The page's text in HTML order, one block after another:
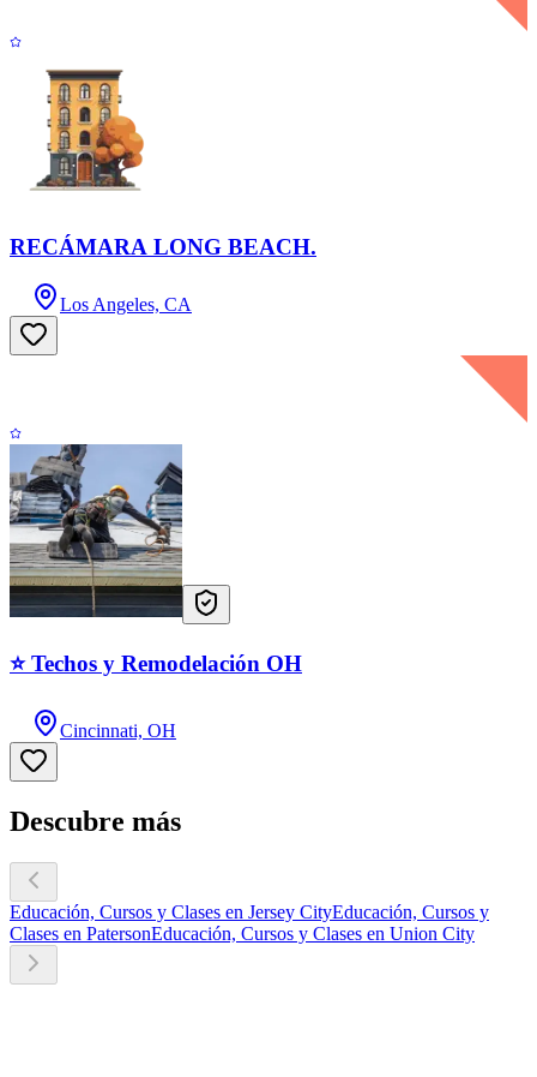
RECÁMARA LONG BEACH.
Los Angeles, CA
⭐ Techos y Remodelación OH
Cincinnati, OH
Descubre más
Educación, Cursos y Clases en Jersey CityEducación, Cursos y
Clases en PatersonEducación, Cursos y Clases en Union City